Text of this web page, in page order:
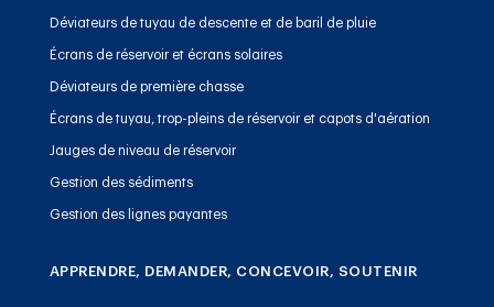
Déviateurs de tuyau de descente et de baril de pluie
Écrans de réservoir et écrans solaires
Déviateurs de première chasse
Écrans de tuyau, trop-pleins de réservoir et capots d'aération
Jauges de niveau de réservoir
Gestion des sédiments
Gestion des lignes payantes
APPRENDRE, DEMANDER, CONCEVOIR, SOUTENIR